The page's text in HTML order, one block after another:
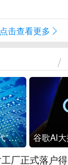
点击查看更多
美国也要搞“国产替代”？先算清三笔账
厂正式落户得